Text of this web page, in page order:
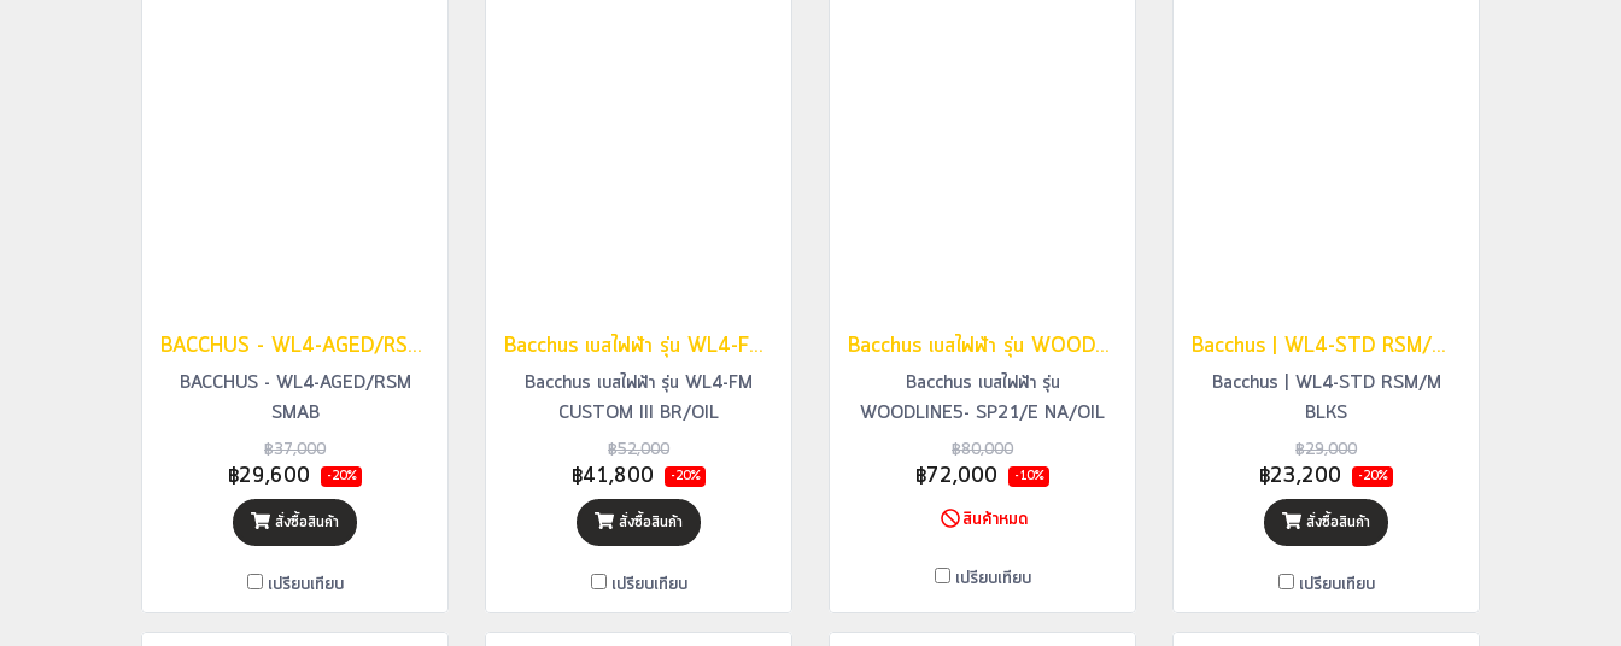
BACCHUS - WL4-AGED/RSM SMAB
BACCHUS - WL4-AGED/RSM
SMAB
฿37,000
฿29,600 -20%
สั่งซื้อสินค้า
เปรียบเทียบ
Bacchus เบสไฟฟ้า รุ่น WL4-FM CUSTOM III BR/OIL
Bacchus เบสไฟฟ้า รุ่น WL4-FM
CUSTOM III BR/OIL
฿52,000
฿41,800 -20%
สั่งซื้อสินค้า
เปรียบเทียบ
Bacchus เบสไฟฟ้า รุ่น WOODLINE5- SP21/E NA/OIL
Bacchus เบสไฟฟ้า รุ่น
WOODLINE5- SP21/E NA/OIL
฿80,000
฿72,000 -10%
สินค้าหมด
เปรียบเทียบ
Bacchus | WL4-STD RSM/M BLKS
Bacchus | WL4-STD RSM/M
BLKS
฿29,000
฿23,200 -20%
สั่งซื้อสินค้า
เปรียบเทียบ